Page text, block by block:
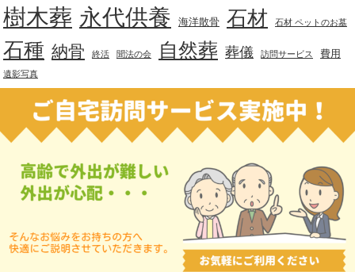
樹木葬 永代供養 海洋散骨 石材 石材 ペットのお墓
石種 納骨 終活 聞法の会 自然葬 葬儀 訪問サービス 費用
遺影写真